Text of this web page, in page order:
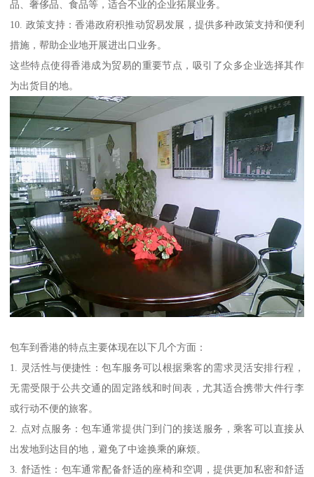
品、奢侈品、食品等，适合不业的企业拓展业务。
10. 政策支持：香港政府积推动贸易发展，提供多种政策支持和便利
措施，帮助企业地开展进出口业务。
这些特点使得香港成为贸易的重要节点，吸引了众多企业选择其作
为出货目的地。
包车到香港的特点主要体现在以下几个方面：
1. 灵活性与便捷性：包车服务可以根据乘客的需求灵活安排行程，
无需受限于公共交通的固定路线和时间表，尤其适合携带大件行李
或行动不便的旅客。
2. 点对点服务：包车通常提供门到门的接送服务，乘客可以直接从
出发地到达目的地，避免了中途换乘的麻烦。
3. 舒适性：包车通常配备舒适的座椅和空调，提供更加私密和舒适